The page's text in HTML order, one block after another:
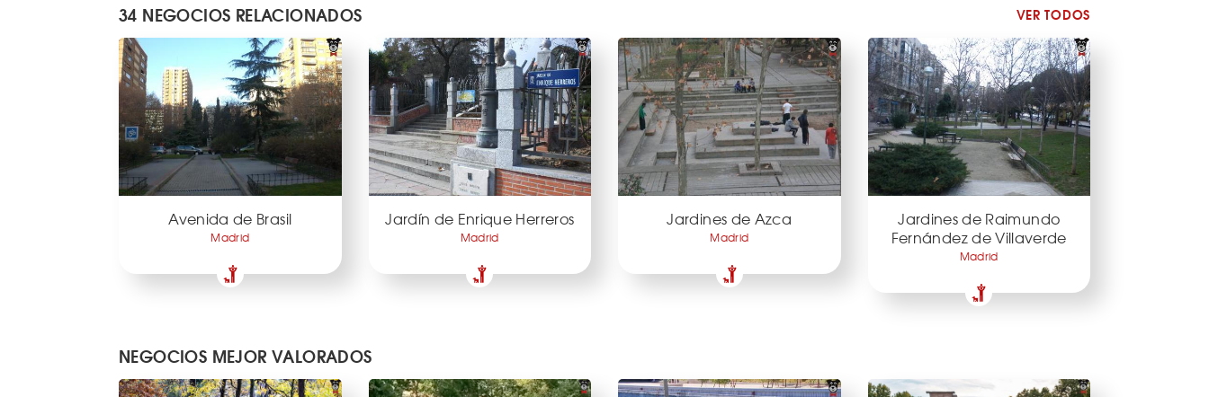
34 NEGOCIOS RELACIONADOS VER TODOS
Avenida de Brasil
Madrid
Jardín de Enrique Herreros
Madrid
Jardines de Azca
Madrid
Jardines de Raimundo
Fernández de Villaverde
Madrid
NEGOCIOS MEJOR VALORADOS